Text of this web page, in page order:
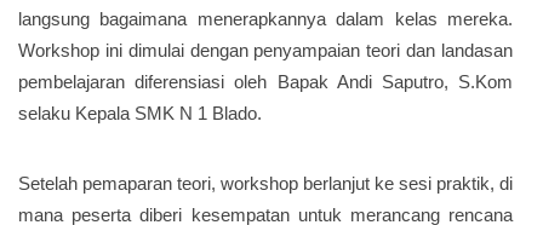
langsung bagaimana menerapkannya dalam kelas mereka.
Workshop ini dimulai dengan penyampaian teori dan landasan
pembelajaran diferensiasi oleh Bapak Andi Saputro, S.Kom
selaku Kepala SMK N 1 Blado.
Setelah pemaparan teori, workshop berlanjut ke sesi praktik, di
mana peserta diberi kesempatan untuk merancang rencana